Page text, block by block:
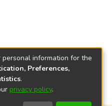
information for the
Preferences,
.
privacy policy.